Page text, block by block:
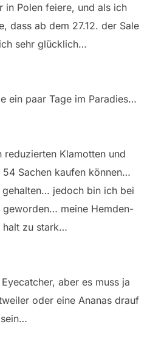
in Polen feiere, und als ich
dass ab dem 27.12. der Sale
sehr glücklich…
ein paar Tage im Paradies…
reduzierten Klamotten und
Sachen kaufen können…
jedoch bin ich bei
geworden… meine Hemden-
halt zu stark…
aber es muss ja
oder eine Ananas drauf
sein…